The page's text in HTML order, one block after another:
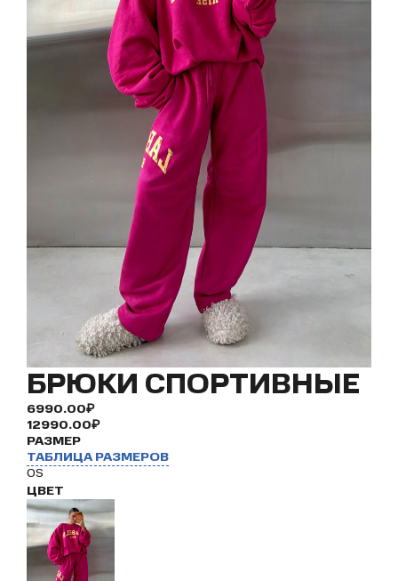
БРЮКИ СПОРТИВНЫЕ
6990.00₽
12990.00₽
РАЗМЕР
ТАБЛИЦА РАЗМЕРОВ
OS
ЦВЕТ